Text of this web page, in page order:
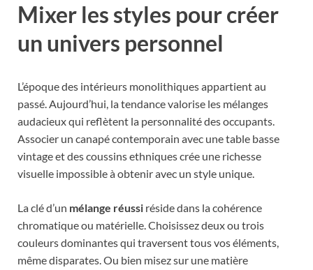
Mixer les styles pour créer
un univers personnel
L’époque des intérieurs monolithiques appartient au
passé. Aujourd’hui, la tendance valorise les mélanges
audacieux qui reflètent la personnalité des occupants.
Associer un canapé contemporain avec une table basse
vintage et des coussins ethniques crée une richesse
visuelle impossible à obtenir avec un style unique.
La clé d’un mélange réussi réside dans la cohérence
chromatique ou matérielle. Choisissez deux ou trois
couleurs dominantes qui traversent tous vos éléments,
même disparates. Ou bien misez sur une matière